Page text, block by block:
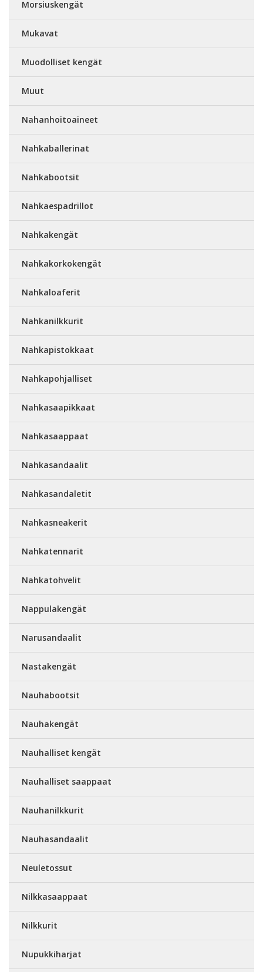
Morsiuskengät
Mukavat
Muodolliset kengät
Muut
Nahanhoitoaineet
Nahkaballerinat
Nahkabootsit
Nahkaespadrillot
Nahkakengät
Nahkakorkokengät
Nahkaloaferit
Nahkanilkkurit
Nahkapistokkaat
Nahkapohjalliset
Nahkasaapikkaat
Nahkasaappaat
Nahkasandaalit
Nahkasandaletit
Nahkasneakerit
Nahkatennarit
Nahkatohvelit
Nappulakengät
Narusandaalit
Nastakengät
Nauhabootsit
Nauhakengät
Nauhalliset kengät
Nauhalliset saappaat
Nauhanilkkurit
Nauhasandaalit
Neuletossut
Nilkkasaappaat
Nilkkurit
Nupukkiharjat